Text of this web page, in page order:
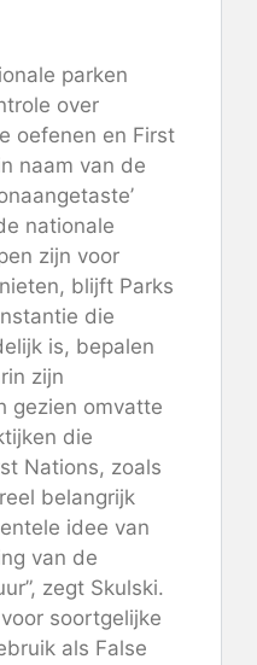
parken
over
oefenen en First
naam van de
nationale
zijn voor
blijft Parks
die
is, bepalen
zijn
gezien omvatte
die
Nations, zoals
belangrijk
idee van
van de
zegt Skulski.
soortgelijke
als False